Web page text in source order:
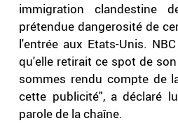
immigration clandestine
prétendue dangerosité de
l'entrée aux Etats-Unis.
qu'elle retirait ce spot de
sommes rendu compte de
cette publicité", a déclaré
parole de la chaîne.